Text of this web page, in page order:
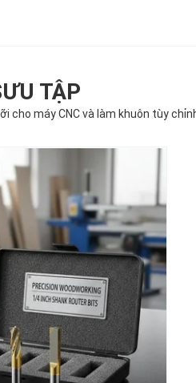
TẬP
cho máy CNC và làm khuôn tùy